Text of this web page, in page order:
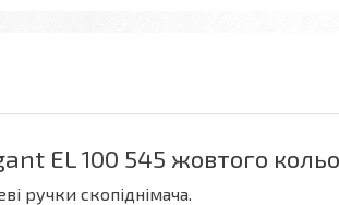
EL 100 545 жовтого
ручки скопіднімача.